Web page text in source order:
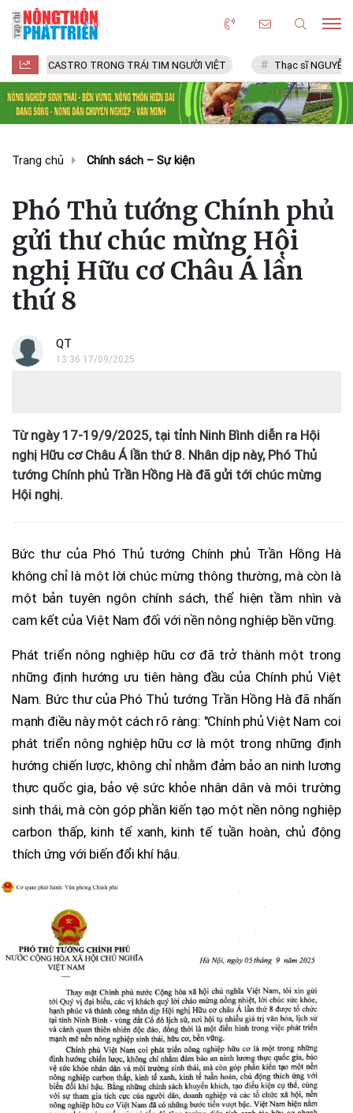
TRONG TRÁI TIM NGƯỜI VIỆT Thạc sĩ NGUYỄN VĂN CHÍ
Trang chủ Chính sách – Sự kiện
Phó Thủ tướng Chính phủ
gửi thư chúc mừng Hội
nghị Hữu cơ Châu Á lần
thứ 8
QT
13:36 17/09/2025
Từ ngày 17-19/9/2025, tại tỉnh Ninh Bình diễn ra Hội
nghị Hữu cơ Châu Á lần thứ 8. Nhân dịp này, Phó Thủ
tướng Chính phủ Trần Hồng Hà đã gửi tới chúc mừng
Hội nghị.
Bức thư của Phó Thủ tướng Chính phủ Trần Hồng Hà
không chỉ là một lời chúc mừng thông thường, mà còn là
một bản tuyên ngôn chính sách, thể hiện tầm nhìn và
cam kết của Việt Nam đối với nền nông nghiệp bền vững.
Phát triển nông nghiệp hữu cơ đã trở thành một trong
những định hướng ưu tiên hàng đầu của Chính phủ Việt
Nam. Bức thư của Phó Thủ tướng Trần Hồng Hà đã nhấn
mạnh điều này một cách rõ ràng: "Chính phủ Việt Nam coi
phát triển nông nghiệp hữu cơ là một trong những định
hướng chiến lược, không chỉ nhằm đảm bảo an ninh lương
thực quốc gia, bảo vệ sức khỏe nhân dân và môi trường
sinh thái, mà còn góp phần kiến tạo một nền nông nghiệp
carbon thấp, kinh tế xanh, kinh tế tuần hoàn, chủ động
thích ứng với biến đổi khí hậu.